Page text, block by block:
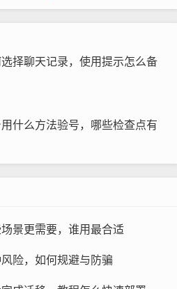
tg账号, 电报聊天账号购买,wdd
飞机账号，可以更好地吸引目
容质量高的纸飞机账号,可以确
匹配度,提高营销效果。
择聊天记录，使用提示怎么备
什么方法验号，哪些检查点有
景更需要，谁用最合适
险，如何规避与防骗